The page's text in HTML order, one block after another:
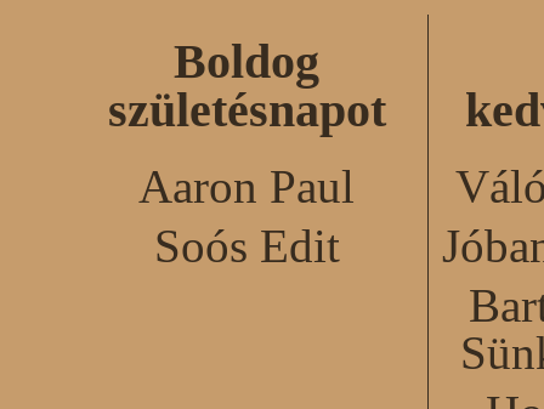
Boldog
születésnapot
Aaron Paul
Soós Edit